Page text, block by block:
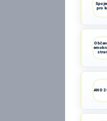
pro
ANO